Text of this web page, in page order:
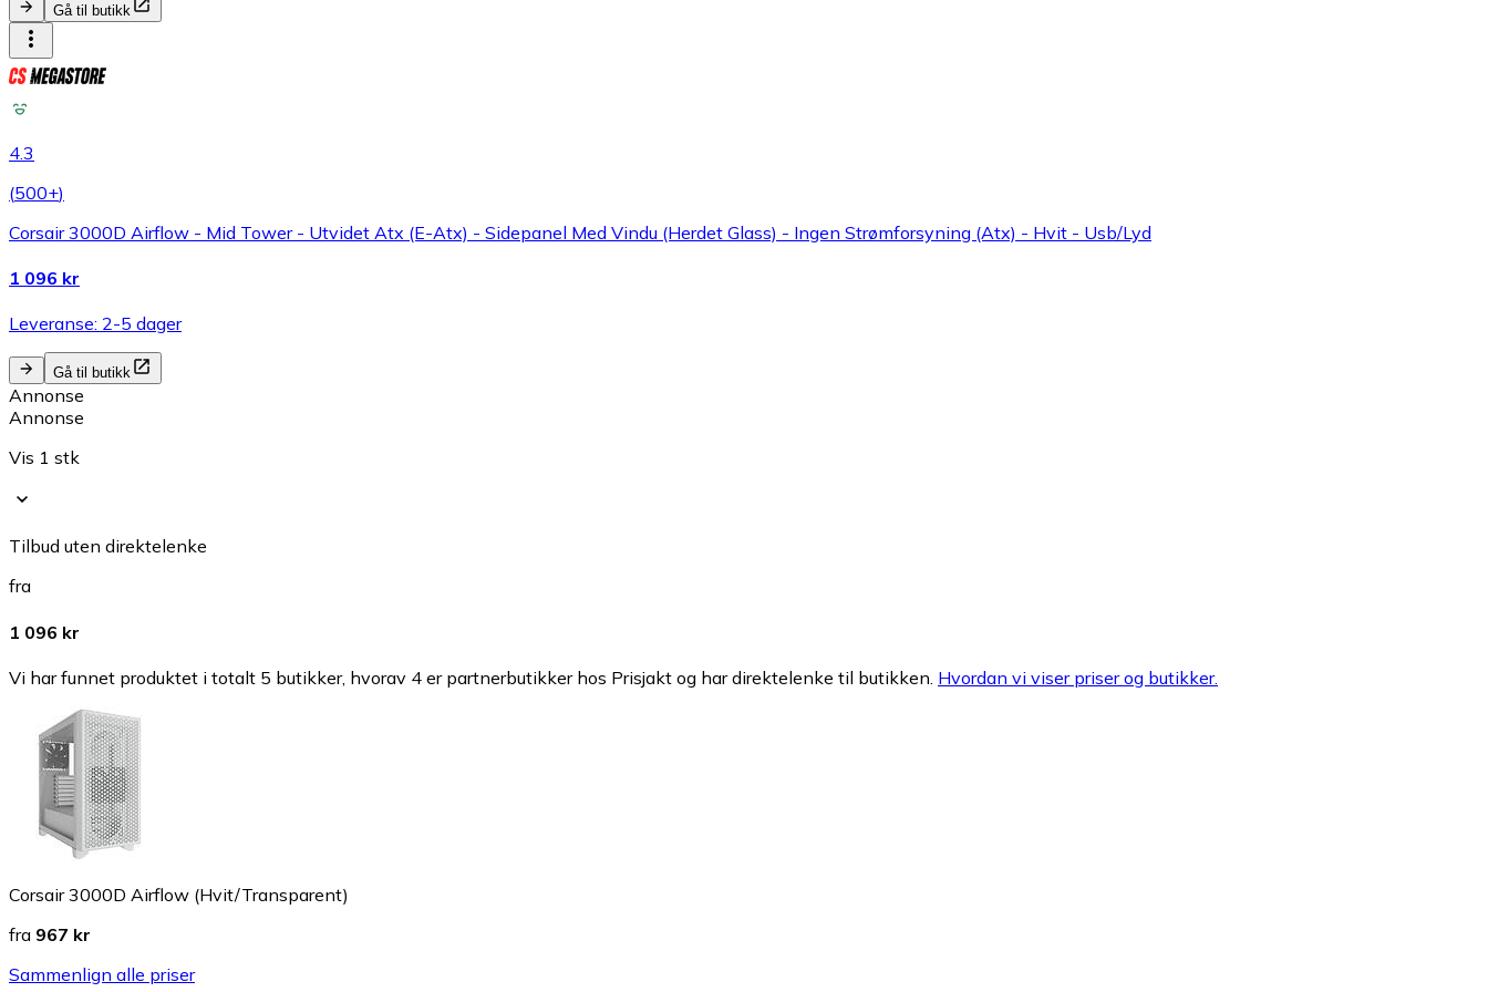
Gå til butikk
4.3
(500+)
Corsair 3000D Airflow - Mid Tower - Utvidet Atx (E-Atx) - Sidepanel Med Vindu (Herdet Glass) - Ingen Strømforsyning (Atx) - Hvit - Usb/Lyd
1 096 kr
Leveranse: 2-5 dager
Gå til butikk
Annonse
Annonse
Vis 1 stk
Tilbud uten direktelenke
fra
1 096 kr
Vi har funnet produktet i totalt 5 butikker, hvorav 4 er partnerbutikker hos Prisjakt og har direktelenke til butikken. Hvordan vi viser priser og butikker.
Corsair 3000D Airflow (Hvit/Transparent)
fra 967 kr
Sammenlign alle priser